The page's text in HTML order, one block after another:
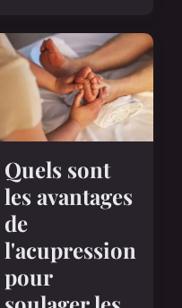
Quels sont
les avantages
de
l'acupression
pour